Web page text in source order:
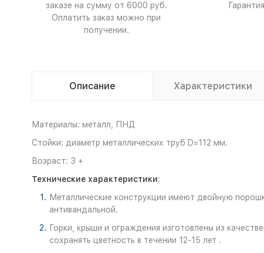
заказе на сумму от 6000 руб.
Оплатить заказ можно при
получении.
Описание Характеристики
Материалы: металл, ПНД
Стойки: диаметр металлических труб D=112 мм.
Возраст: 3 +
Технические характеристики:
Металлические конструкции имеют двойную
антивандальной.
Горки, крыши и ограждения изготовлены из
сохранять цветность в течении 12-15 лет .